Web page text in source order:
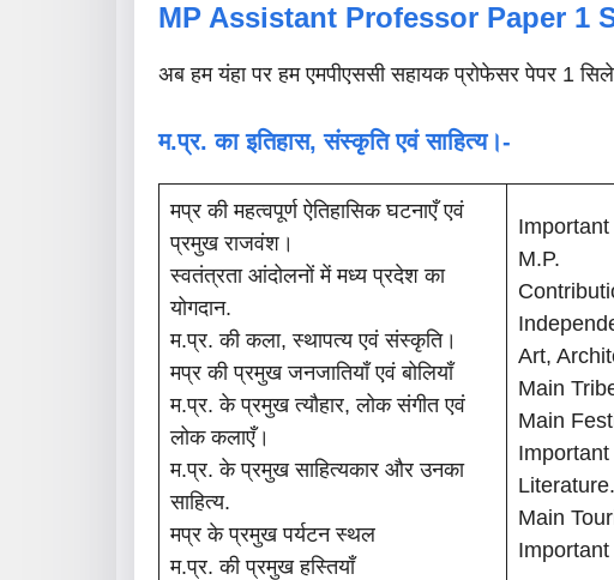
MP Assistant Professor Paper 1
अब हम यंहा पर हम एमपीएससी सहायक प्रोफेसर पेपर 1
म.प्र. का इतिहास, संस्कृति एवं साहित्य।-
मप्र की महत्वपूर्ण ऐतिहासिक घटनाएँ एवं
प्रमुख राजवंश।
स्वतंत्रता आंदोलनों में मध्य प्रदेश का
योगदान.
म.प्र. की कला, स्थापत्य एवं संस्कृति।
मप्र की प्रमुख जनजातियाँ एवं बोलियाँ
म.प्र. के प्रमुख त्यौहार, लोक संगीत एवं
लोक कलाएँ।
म.प्र. के प्रमुख साहित्यकार और उनका
साहित्य.
मप्र के प्रमुख पर्यटन स्थल
म.प्र. की प्रमुख हस्तियाँ
M.P.
Art,
Main
Main
Literature.
Main